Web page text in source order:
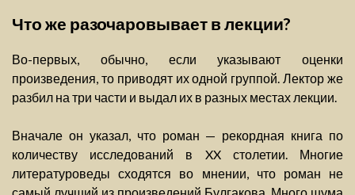
Что же разочаровывает в лекции?
Во-первых, обычно, если указывают оценки
произведения, то приводят их одной группой. Лектор же
разбил на три части и выдал их в разных местах лекции.
Вначале он указал, что роман — рекордная книга по
количеству исследований в XX столетии. Многие
литературоведы сходятся во мнении, что роман не